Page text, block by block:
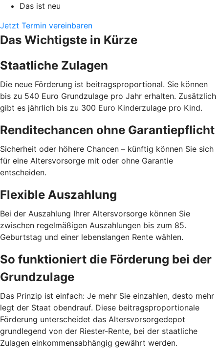
Das ist neu
Jetzt Termin vereinbaren
Das Wichtigste in Kürze
Staatliche Zulagen
Die neue Förderung ist beitragsproportional. Sie können
bis zu 540 Euro Grundzulage pro Jahr erhalten. Zusätzlich
gibt es jährlich bis zu 300 Euro Kinderzulage pro Kind.
Renditechancen ohne Garantiepflicht
Sicherheit oder höhere Chancen – künftig können Sie sich
für eine Altersvorsorge mit oder ohne Garantie
entscheiden.
Flexible Auszahlung
Bei der Auszahlung Ihrer Altersvorsorge können Sie
zwischen regelmäßigen Auszahlungen bis zum 85.
Geburtstag und einer lebenslangen Rente wählen.
So funktioniert die Förderung bei der
Grundzulage
Das Prinzip ist einfach: Je mehr Sie einzahlen, desto mehr
legt der Staat obendrauf. Diese beitragsproportionale
Förderung unterscheidet das Altersvorsorgedepot
grundlegend von der Riester-Rente, bei der staatliche
Zulagen einkommensabhängig gewährt werden.